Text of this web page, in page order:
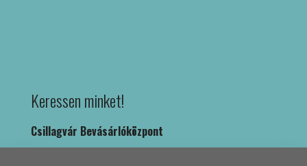
Keressen minket!
Csillagvár Bevásárlóközpont